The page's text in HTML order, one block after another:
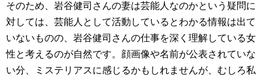
そのため、岩谷健司さんの妻は芸能人なのかという疑問に
対しては、芸能人として活動しているとわかる情報は出て
いないものの、岩谷健司さんの仕事を深く理解している女
性と考えるのが自然です。顔画像や名前が公表されていな
い分、ミステリアスに感じるかもしれませんが、むしろ私